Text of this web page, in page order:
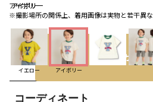
アイボリー
※撮影場所の関係上、着用画像は実物と若干異な
アイボリー
アイボリー
イエロー アイボリー
コーディネート
カー